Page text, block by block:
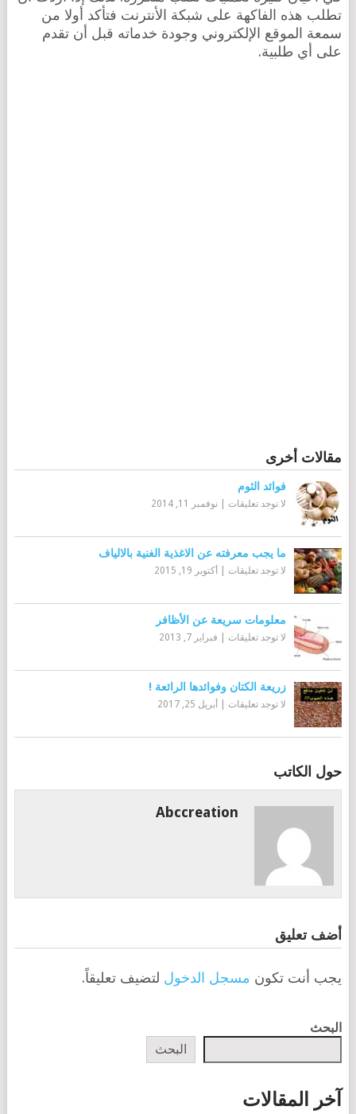
تطلب هذه الفاكهة على شبكة الأنترنت فتأكد أولا من
سمعة الموقع الإلكتروني وجودة خدماته قبل أن تقدم
على أي طلبية.
مقالات أخرى
فوائد الثوم
لا توجد تعليقات نوفمبر 11, 2014
ما يجب معرفته عن الاغذية الغنية بالالياف
لا توجد تعليقات أكتوبر 19, 2015
معلومات سريعة عن الأظافر
لا توجد تعليقات فبراير 7, 2013
زريعة الكتان وفوائدها الرائعة !
لا توجد تعليقات أبريل 25, 2017
حول الكاتب
Abccreation
أضف تعليق
يجب أنت تكون مسجل الدخول لتضيف تعليقاً.
البحث
البحث
آخر المقالات